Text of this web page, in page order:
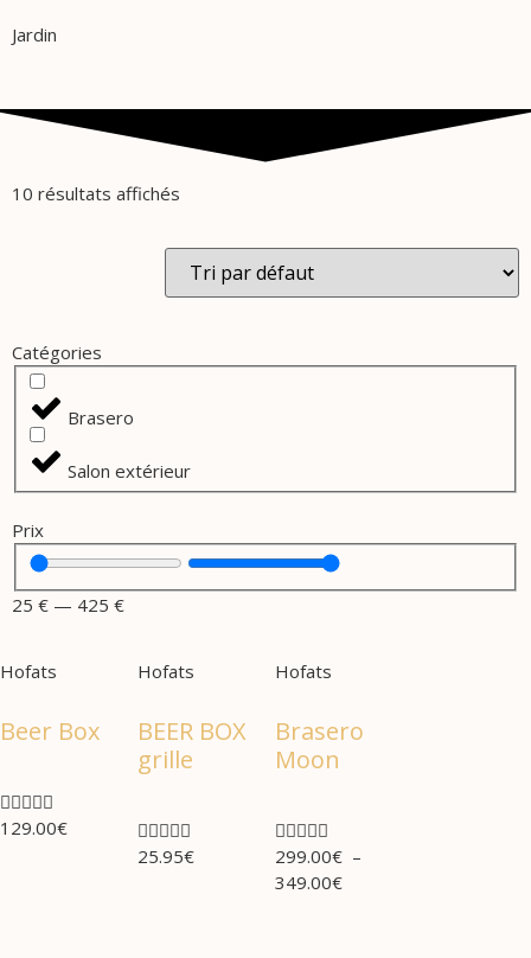
Jardin
10 résultats affichés
Catégories
Brasero
Salon extérieur
Prix
25 € — 425 €
Hofats
Beer Box

129.00€
Hofats
BEER BOX
grille

25.95€
Hofats
Brasero
Moon

299.00€ –
349.00€